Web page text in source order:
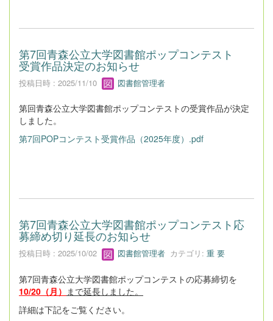
第7回青森公立大学図書館ポップコンテスト
受賞作品決定のお知らせ
投稿日時 : 2025/11/10 図書館管理者
第回青森公立大学図書館ポップコンテストの受賞作品が決定
しました。
第7回POPコンテスト受賞作品（2025年度）.pdf
第7回青森公立大学図書館ポップコンテスト応
募締め切り延長のお知らせ
投稿日時 : 2025/10/02 図書館管理者 カテゴリ: 重 要
第7回青森公立大学図書館ポップコンテストの応募締切を
10/20（月） まで延長しました。
詳細は下記をご覧ください。